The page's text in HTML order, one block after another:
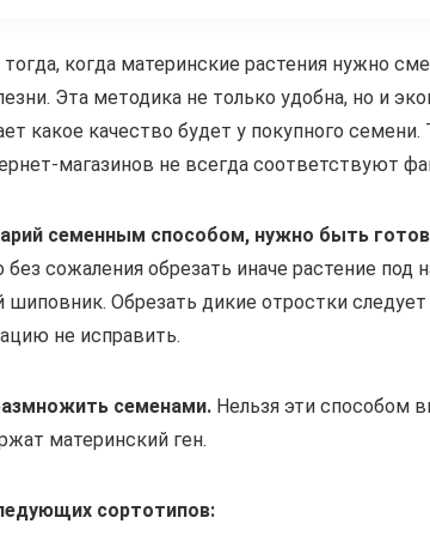
когда материнские растения нужно
Эта методика не только удобна, но и
какое качество будет у покупного
магазинов не всегда соответствуют
семенным способом, нужно быть
сожаления обрезать иначе растение под
шиповник. Обрезать дикие отростки
не исправить.
семенами. Нельзя эти способом
материнский ген.
сортотипов: